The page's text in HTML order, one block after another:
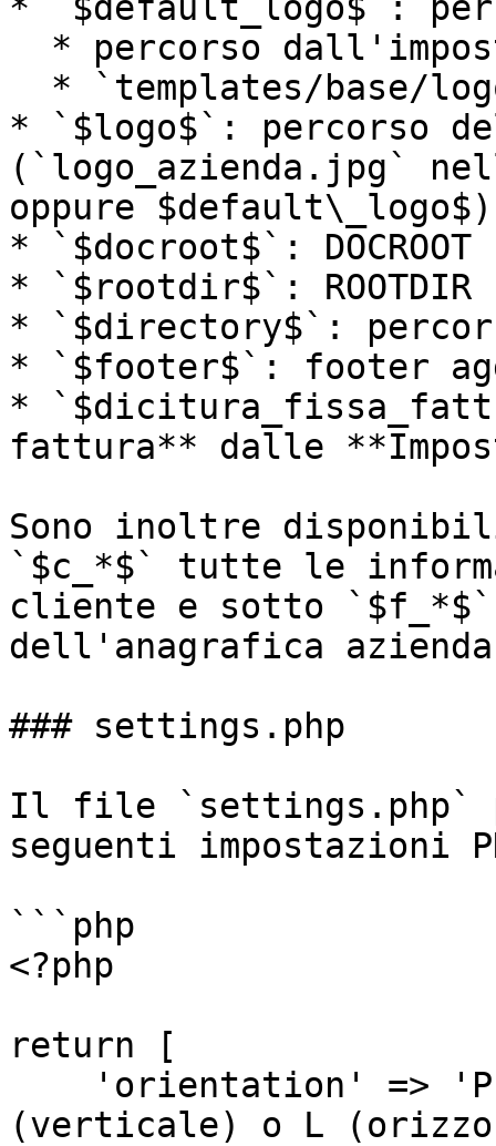
* `$logo$`: percorso
(`logo_azienda.jpg`
oppure $default\_logo$)
* `$docroot$`: DOCROOT
* `$rootdir$`: ROOTDIR
* `$directory$`:
* `$footer$`: footer
*
fattura** dalle
Sono inoltre
`$c_*$` tutte le
cliente e sotto
dell'anagrafica
### settings.php
Il file `settings.php`
seguenti impostazioni
```php
<?php
return [
(verticale) o L